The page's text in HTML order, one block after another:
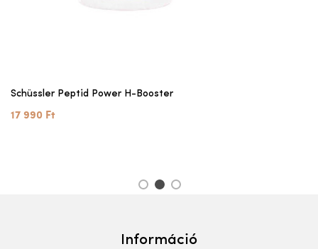
Schüssler Peptid Power H-Booster
17 990 Ft
1 2 3
Információ